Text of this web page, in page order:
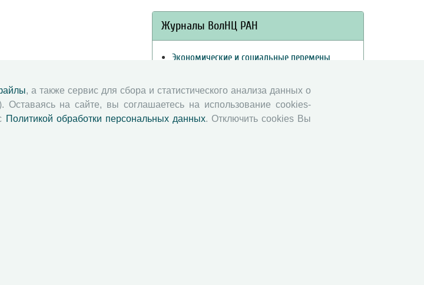
Журналы ВолНЦ РАН
Экономические и социальные перемены
Вопросы территориального развития
Социальное пространство
Юный экономист
, а также сервис для сбора и статистического анализа данных о
Оставаясь на сайте, вы соглашаетесь на использование cookies-
Политикой обработки персональных данных. Отключить cookies Вы